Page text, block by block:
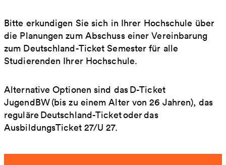
Bitte erkundigen Sie sich in Ihrer Hochschule über
die Planungen zum Abschuss einer Vereinbarung
zum Deutschland-Ticket Semester für alle
Studierenden Ihrer Hochschule.
Alternative Optionen sind das D-Ticket
JugendBW (bis zu einem Alter von 26 Jahren), das
reguläre Deutschland-Ticket oder das
AusbildungsTicket 27/U 27.